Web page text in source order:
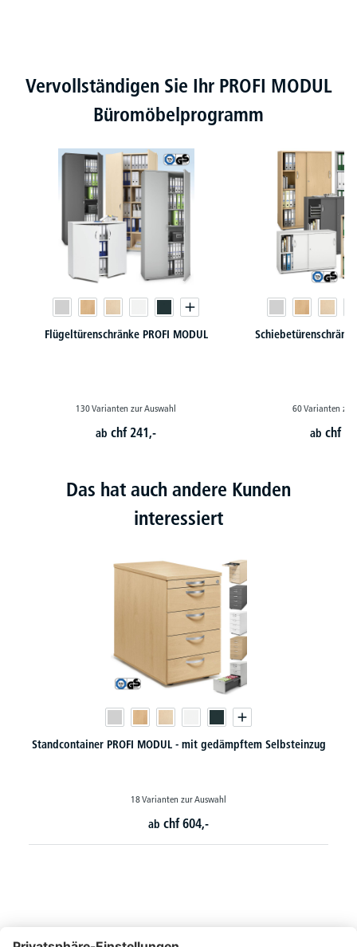
Produktgalerie überspringen
Vervollständigen Sie Ihr PROFI MODUL
Büromöbelprogramm
Flügeltürenschränke PROFI MODUL
130 Varianten zur Auswahl
abchf 241,-
60 Varianten zur
abchf
Das hat auch andere Kunden
interessiert
Standcontainer PROFI MODUL - mit gedämpftem Selbsteinzug
18 Varianten zur Auswahl
ab chf 604,-